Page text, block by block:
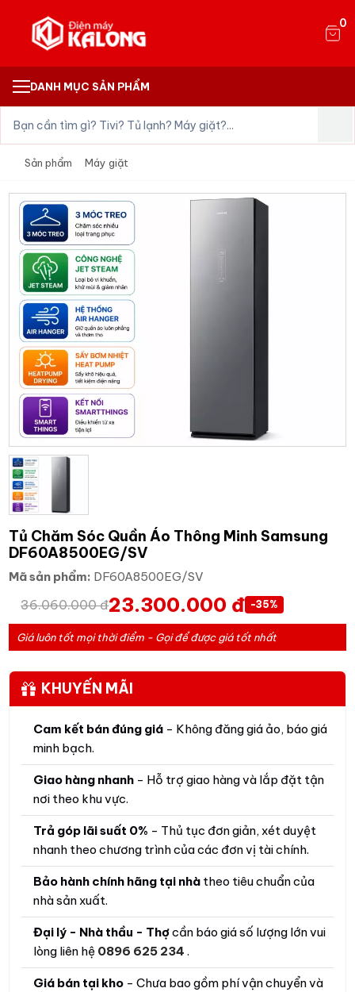
0
DANH MỤC SẢN PHẨM
Sản phẩm Máy giặt
Tủ Chăm Sóc Quần Áo Thông Minh Samsung
DF60A8500EG/SV
Mã sản phẩm: DF60A8500EG/SV
36.060.000 đ23.300.000 đ -35%
Giá luôn tốt mọi thời điểm - Gọi để được giá tốt nhất
KHUYẾN MÃI
Cam kết bán đúng giá - Không đăng giá ảo, báo giá
minh bạch.
Giao hàng nhanh - Hỗ trợ giao hàng và lắp đặt tận
nơi theo khu vực.
Trả góp lãi suất 0% - Thủ tục đơn giản, xét duyệt
nhanh theo chương trình của các đơn vị tài chính.
Bảo hành chính hãng tại nhà theo tiêu chuẩn của
nhà sản xuất.
Đại lý - Nhà thầu - Thợcần báo giá số lượng lớn vui
lòng liên hệ 0896 625 234.
Giá bán tại kho - Chưa bao gồm phí vận chuyển và